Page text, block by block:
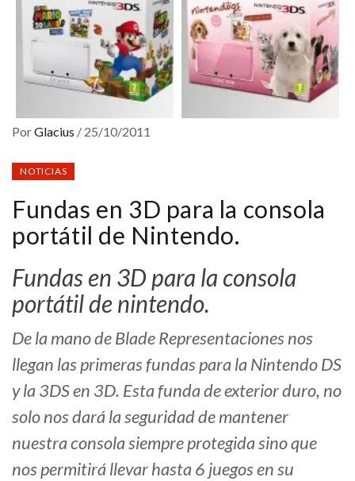
PorGlacius / 25/10/2011
NOTICIAS
Fundas en 3D para la consola
portátil de Nintendo.
Fundas en 3D para la consola
portátil de nintendo.
De la mano de Blade Representaciones nos
llegan las primeras fundas para la Nintendo DS
y la 3DS en 3D. Esta funda de exterior duro, no
solo nos dará la seguridad de mantener
nuestra consola siempre protegida sino que
nos permitirá llevar hasta 6 juegos en su